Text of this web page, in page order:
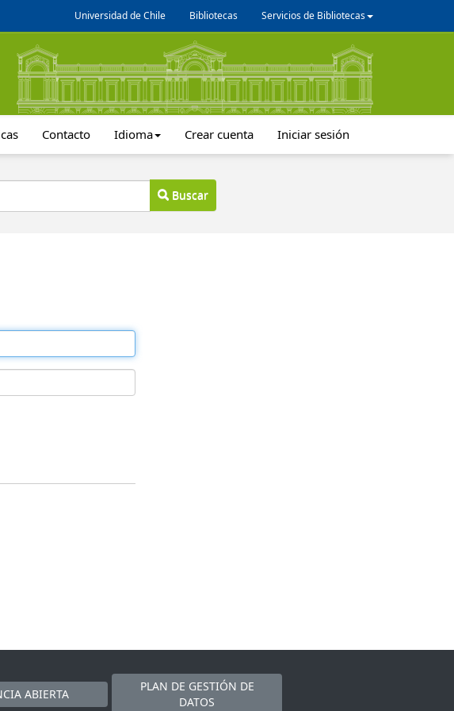
Universidad de Chile Bibliotecas Servicios de Bibliotecas
Contacto Idioma Crear cuenta Iniciar sesión
Buscar
ABIERTA
PLAN DE GESTIÓN DE
DATOS